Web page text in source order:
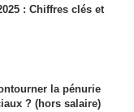
: Chiffres clés et
la pénurie
? (hors salaire)